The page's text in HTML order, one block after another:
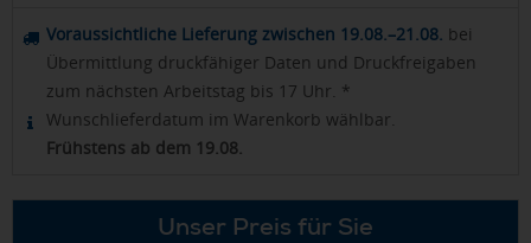
Voraussichtliche Lieferung zwischen 19.08.–21.08. bei
Übermittlung druckfähiger Daten und Druckfreigaben
zum nächsten Arbeitstag bis 17 Uhr. *
Wunschlieferdatum im Warenkorb wählbar.
Frühstens ab dem 19.08.
Unser Preis für Sie